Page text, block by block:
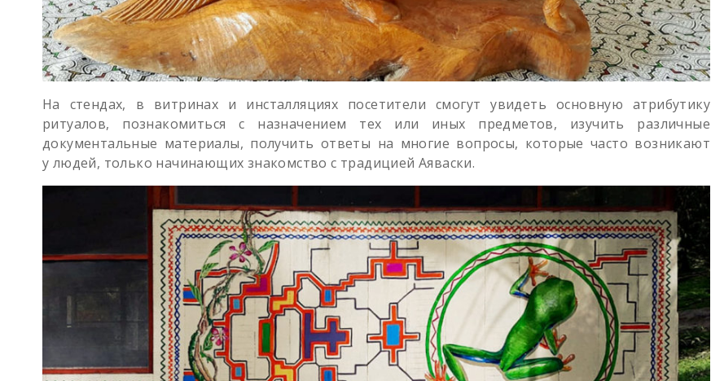
На стендах, в витринах и инсталляциях посетители смогут увидеть основную атрибутику
ритуалов, познакомиться с назначением тех или иных предметов, изучить различные
документальные материалы, получить ответы на многие вопросы, которые часто возникают
у людей, только начинающих знакомство с традицией Аяваски.